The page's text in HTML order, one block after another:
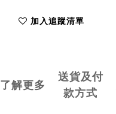
加入追蹤清單
了解更多
送貨及付
款方式